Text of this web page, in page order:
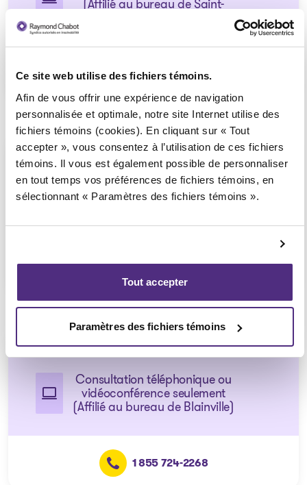
Ce site web utilise des fichiers témoins.
Afin de vous offrir une expérience de navigation
personnalisée et optimale, notre site Internet utilise des
fichiers témoins (cookies). En cliquant sur « Tout
accepter », vous consentez à l’utilisation de ces fichiers
témoins. Il vous est également possible de personnaliser
en tout temps vos préférences de fichiers témoins, en
sélectionnant « Paramètres des fichiers témoins ».
Tout accepter
Paramètres des fichiers témoins
(Affilié au bureau de Saint-
1 855 724-2268
Sainte-Julienne
Consultation téléphonique ou
vidéoconférence seulement
1 855 724-2268
Mascouche
Consultation téléphonique ou
vidéoconférence seulement
(Affilié au bureau de Blainville)
1 855 724-2268